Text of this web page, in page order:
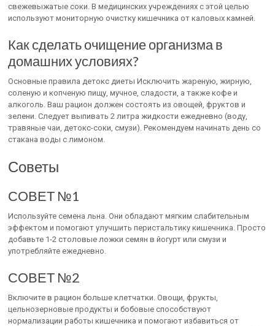
свежевыжатые соки. В медицинских учреждениях с этой целью
используют мониторную очистку кишечника от каловых камней.
Как сделать очищение организма в
домашних условиях?
Основные правила детокс диеты Исключить жареную, жирную,
соленую и копченую пищу, мучное, сладости, а также кофе и
алкоголь. Ваш рацион должен состоять из овощей, фруктов и
зелени. Следует выпивать 2 литра жидкости ежедневно (воду,
травяные чаи, детокс-соки, смузи). Рекомендуем начинать день со
стакана воды с лимоном.
Советы
СОВЕТ №1
Используйте семена льна. Они обладают мягким слабительным
эффектом и помогают улучшить перистальтику кишечника. Просто
добавьте 1-2 столовые ложки семян в йогурт или смузи и
употребляйте ежедневно.
СОВЕТ №2
Включите в рацион больше клетчатки. Овощи, фрукты,
цельнозерновые продукты и бобовые способствуют
нормализации работы кишечника и помогают избавиться от